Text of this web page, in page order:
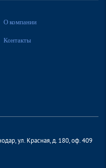
О компании
Контакты
ул. Красная, д. 180, оф. 409